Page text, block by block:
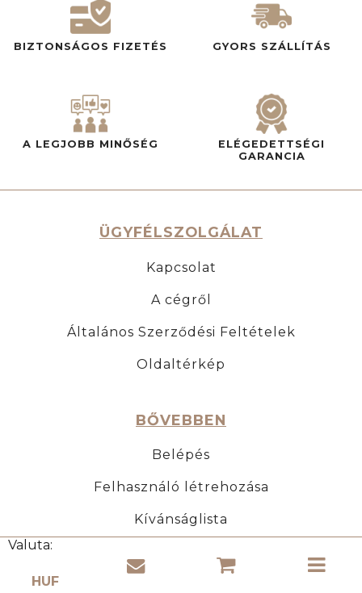
Valuta:
BIZTONSÁGOS FIZETÉS GYORS SZÁLLÍTÁS
A LEGJOBB MINŐSÉG
ELÉGEDETTSÉGI
GARANCIA
ÜGYFÉLSZOLGÁLAT
Kapcsolat
A cégről
Általános Szerződési Feltételek
Oldaltérkép
BŐVEBBEN
Belépés
Felhasználó létrehozása
Kívánságlista